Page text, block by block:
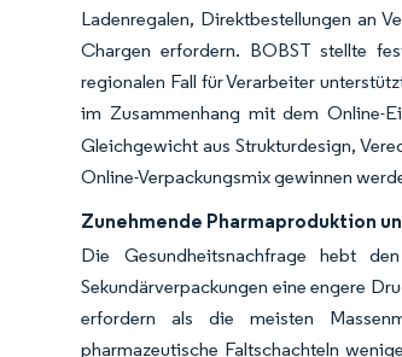
Ladenregalen, Direktbestellungen an
Chargen erfordern. BOBST stellte
regionalen Fall für Verarbeiter
im Zusammenhang mit dem Online-
Gleichgewicht aus Strukturdesign,
Online-Verpackungsmix gewinnen
Zunehmende Pharmaproduktion
Die Gesundheitsnachfrage hebt
Sekundärverpackungen eine engere
erfordern als die meisten
pharmazeutische Faltschachteln